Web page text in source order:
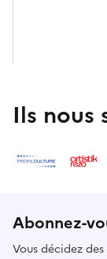
Ils nous
Abonnez-
Vous décidez